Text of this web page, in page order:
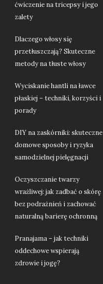
ćwiczenie na tricepsy i jego
zalety
Dlaczego włosy się
przetłuszczają? Skuteczne
metody na tłuste włosy
Wyciskanie hantli na ławce
płaskiej – techniki, korzyści i
porady
DIY na zaskórniki: skuteczne
domowe sposoby i ryzyka
samodzielnej pielęgnacji
Oczyszczanie twarzy
wrażliwej: jak zadbać o skórę
bez podrażnień i zachować
naturalną barierę ochronną
Pranajama – jak techniki
oddechowe wspierają
zdrowie i jogę?